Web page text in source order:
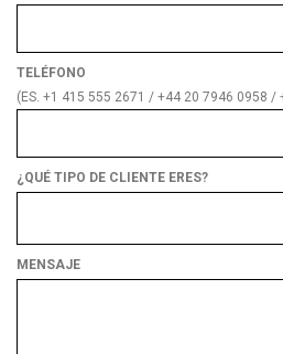
TELÉFONO
(ES. +1 415 555 2671 / +44 20 7946 0958 /
¿QUÉ TIPO DE CLIENTE ERES?
de
MENSAJE